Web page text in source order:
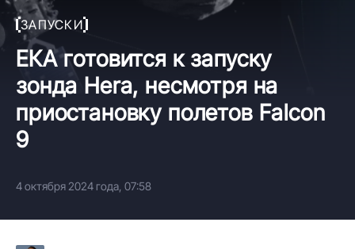
ЗАПУСКИ
ЕКА готовится к запуску
зонда Hera, несмотря на
приостановку полетов Falcon
9
4 октября 2024 года, 07:58